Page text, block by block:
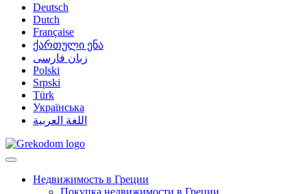
Deutsch
Dutch
Française
ქართული ენა
زبان فارسی
Polski
Srpski
Türk
Українська
اللغة العربية
Недвижимость в Греции
Покупка недвижимости в Греции